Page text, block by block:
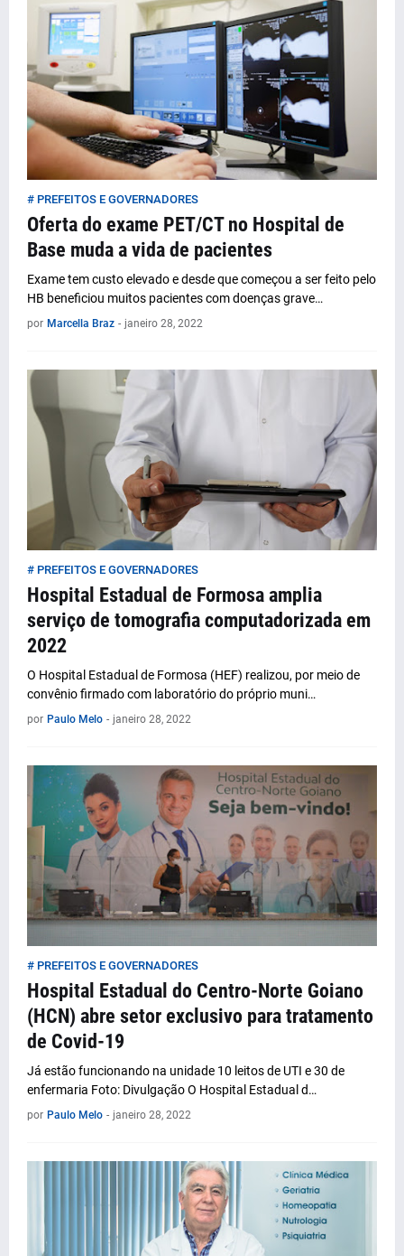
# PREFEITOS E GOVERNADORES
Oferta do exame PET/CT no Hospital de
Base muda a vida de pacientes
Exame tem custo elevado e desde que começou a ser feito pelo
HB beneficiou muitos pacientes com doenças grave…
por Marcella Braz - janeiro 28, 2022
# PREFEITOS E GOVERNADORES
Hospital Estadual de Formosa amplia
serviço de tomografia computadorizada em
2022
O Hospital Estadual de Formosa (HEF) realizou, por meio de
convênio firmado com laboratório do próprio muni…
por Paulo Melo - janeiro 28, 2022
# PREFEITOS E GOVERNADORES
Hospital Estadual do Centro-Norte Goiano
(HCN) abre setor exclusivo para tratamento
de Covid-19
Já estão funcionando na unidade 10 leitos de UTI e 30 de
enfermaria Foto: Divulgação O Hospital Estadual d…
por Paulo Melo - janeiro 28, 2022